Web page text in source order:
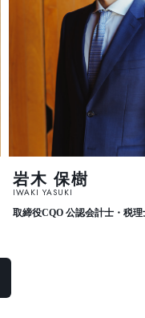
岩木 保樹
IWAKI YASUKI
取締役CQO 公認会計士・税理